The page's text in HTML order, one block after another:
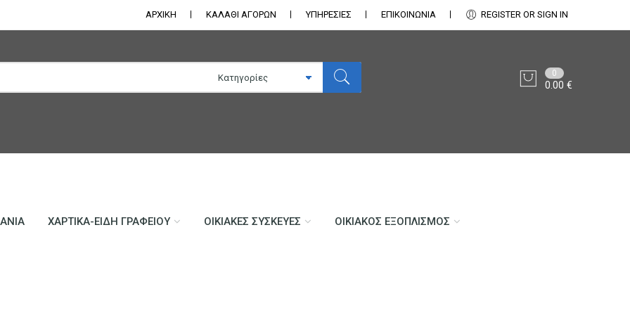
ΑΡΧΙΚΗ ΚΑΛΑΘΙ ΑΓΟΡΩΝ ΥΠΗΡΕΣΙΕΣ ΕΠΙΚΟΙΝΩΝΊΑ REGISTER OR SIGN IN
0
0.00€
ΧΑΡΤΙΚΆ-ΕΊΔΗ ΓΡΑΦΕΊΟΥ ΟΙΚΙΑΚΈΣ ΣΥΣΚΕΥΈΣ ΟΙΚΙΑΚΌΣ ΕΞΟΠΛΙΣΜΌΣ